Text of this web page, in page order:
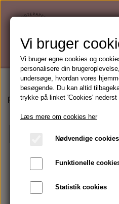
Forside Makeup Pudder &
Pudder &
Vi bruger
Vi bruger egne cookies og
personalisere din
undersøge, hvordan vores
besøgende. Du kan altid
trykke på linket 'Cookies' nederst
Læs mere om cookies her
Nødvendige cookies
Funktionelle
Statistik cookies